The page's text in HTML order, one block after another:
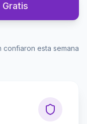
confiaron esta semana